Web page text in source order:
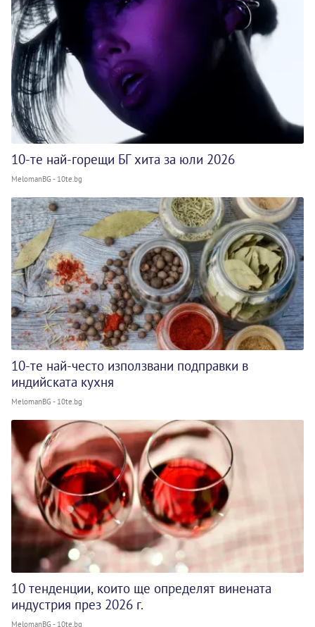
10-те най-горещи БГ хита за юли 2026
MelomanBG - 10te.bg
10-те най-често използвани подправки в
индийската кухня
MelomanBG - 10te.bg
10 тенденции, които ще определят винената
индустрия през 2026 г.
MelomanBG - 10te.bg